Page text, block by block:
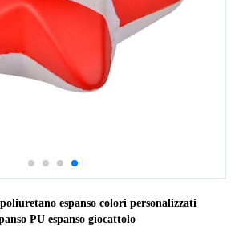
espanso colori personalizzati
PU espanso giocattolo